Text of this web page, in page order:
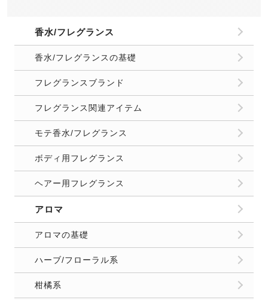
香水/フレグランス
香水/フレグランスの基礎
フレグランスブランド
フレグランス関連アイテム
モテ香水/フレグランス
ボディ用フレグランス
ヘアー用フレグランス
アロマ
アロマの基礎
ハーブ/フローラル系
柑橘系